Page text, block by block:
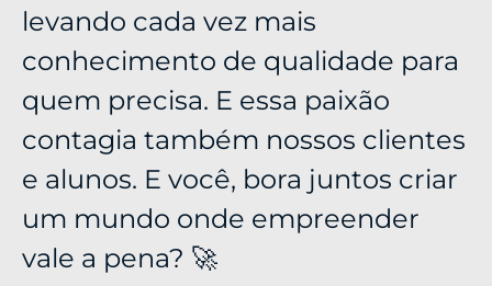
levando cada vez mais
conhecimento de qualidade para
quem precisa. E essa paixão
contagia também nossos clientes
e alunos. E você, bora juntos criar
um mundo onde empreender
vale a pena? 🚀